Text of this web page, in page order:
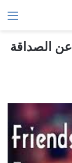
الصداقة